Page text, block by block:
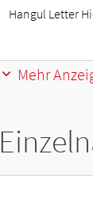
Hangul Letter
Mehr